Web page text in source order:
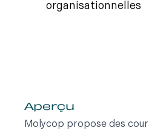
organisationnelles
Aperçu
Molycop propose des